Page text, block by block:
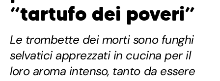
“tartufo dei poveri”
Le trombette dei morti sono funghi
selvatici apprezzati in cucina per il
loro aroma intenso, tanto da essere